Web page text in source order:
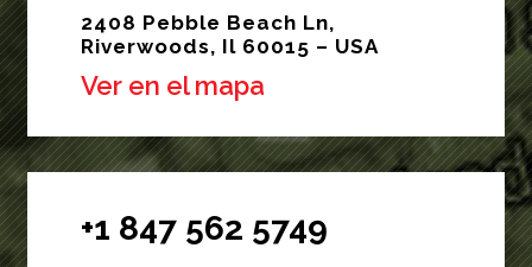
2408 Pebble Beach Ln,
Riverwoods, Il 60015 – USA
Ver en el mapa
+1 847 562 5749